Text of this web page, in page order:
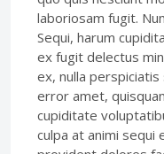
laboriosam fugit.
Sequi, harum
ex fugit delectus
ex, nulla
error amet,
cupiditate
culpa at animi sequi